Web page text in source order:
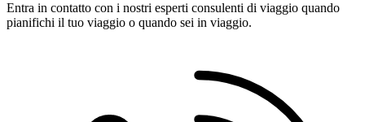
Entra in contatto con i nostri esperti consulenti di viaggio quando
pianifichi il tuo viaggio o quando sei in viaggio.